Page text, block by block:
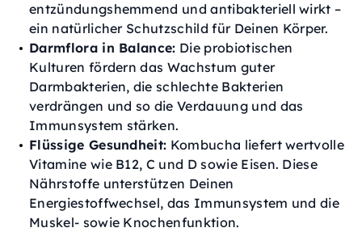
entzündungshemmend und antibakteriell wirkt –
ein natürlicher Schutzschild für Deinen Körper.
Darmflora in Balance: Die probiotischen
Kulturen fördern das Wachstum guter
Darmbakterien, die schlechte Bakterien
verdrängen und so die Verdauung und das
Immunsystem stärken.
Flüssige Gesundheit: Kombucha liefert wertvolle
Vitamine wie B12, C und D sowie Eisen. Diese
Nährstoffe unterstützen Deinen
Energiestoffwechsel, das Immunsystem und die
Muskel- sowie Knochenfunktion.